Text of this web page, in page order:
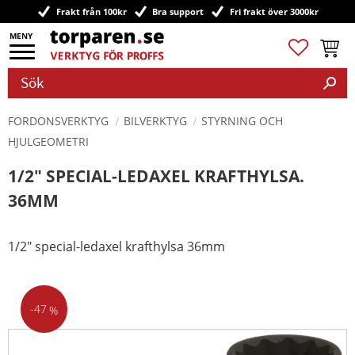
Meny
Frakt från 100kr Bra support Fri frakt över 3000kr
Favoriter
FORDONSVERKTYG BILVERKTYG
STYRNING OCH
HJULGEOMETRI
1/2" SPECIAL-LEDAXEL KRAFTHYLSA.
36MM
1/2" special-ledaxel krafthylsa 36mm
47%